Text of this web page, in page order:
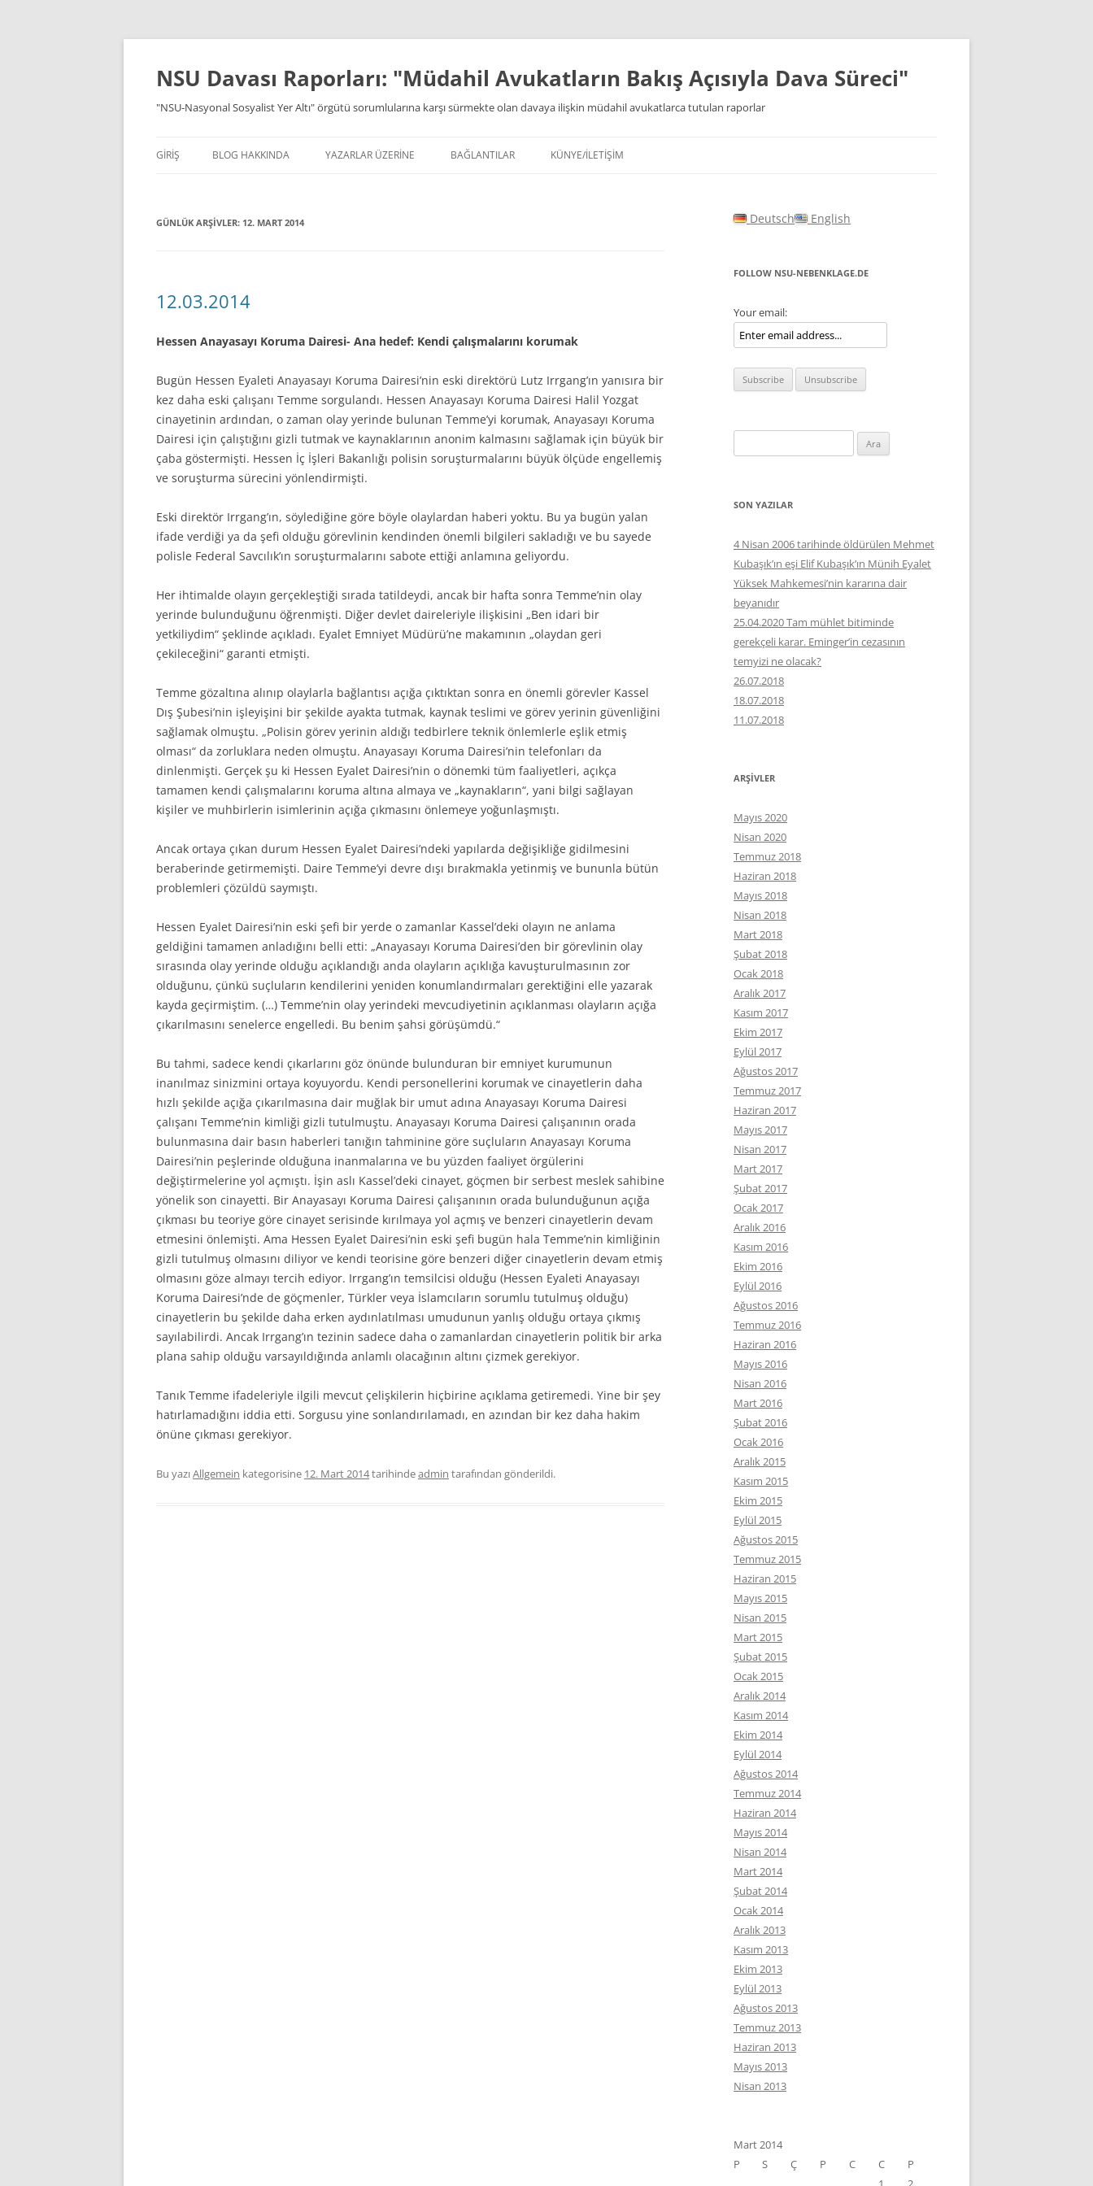
İçeriğe
NSU Davası Raporları: "Müdahil Avukatların Bakış Açısıyla Dava Süreci"
"NSU-Nasyonal Sosyalist Yer Altı" örgütü sorumlularına karşı sürmekte olan davaya ilişkin müdahil avukatlarca tutulan raporlar
GIRIŞ BLOG HAKKINDA YAZARLAR ÜZERİNE BAĞLANTILAR KÜNYE/İLETİŞİM
GÜNLÜK ARŞIVLER: 12. MART 2014
12.03.2014
Hessen Anayasayı Koruma Dairesi- Ana hedef: Kendi çalışmalarını korumak
Bugün Hessen Eyaleti Anayasayı Koruma Dairesi’nin eski direktörü Lutz Irrgang’ın yanısıra bir
kez daha eski çalışanı Temme sorgulandı. Hessen Anayasayı Koruma Dairesi Halil Yozgat
cinayetinin ardından, o zaman olay yerinde bulunan Temme’yi korumak, Anayasayı Koruma
Dairesi için çalıştığını gizli tutmak ve kaynaklarının anonim kalmasını sağlamak için büyük bir
çaba göstermişti. Hessen İç İşleri Bakanlığı polisin soruşturmalarını büyük ölçüde engellemiş
ve soruşturma sürecini yönlendirmişti.
Eski direktör Irrgang’ın, söylediğine göre böyle olaylardan haberi yoktu. Bu ya bugün yalan
ifade verdiği ya da şefi olduğu görevlinin kendinden önemli bilgileri sakladığı ve bu sayede
polisle Federal Savcılık’ın soruşturmalarını sabote ettiği anlamına geliyordu.
Her ihtimalde olayın gerçekleştiği sırada tatildeydi, ancak bir hafta sonra Temme’nin olay
yerinde bulunduğunu öğrenmişti. Diğer devlet daireleriyle ilişkisini „Ben idari bir
yetkiliydim“ şeklinde açıkladı. Eyalet Emniyet Müdürü’ne makamının „olaydan geri
çekileceğini“ garanti etmişti.
Temme gözaltına alınıp olaylarla bağlantısı açığa çıktıktan sonra en önemli görevler Kassel
Dış Şubesi’nin işleyişini bir şekilde ayakta tutmak, kaynak teslimi ve görev yerinin güvenliğini
sağlamak olmuştu. „Polisin görev yerinin aldığı tedbirlere teknik önlemlerle eşlik etmiş
olması“ da zorluklara neden olmuştu. Anayasayı Koruma Dairesi’nin telefonları da
dinlenmişti. Gerçek şu ki Hessen Eyalet Dairesi’nin o dönemki tüm faaliyetleri, açıkça
tamamen kendi çalışmalarını koruma altına almaya ve „kaynakların“, yani bilgi sağlayan
kişiler ve muhbirlerin isimlerinin açığa çıkmasını önlemeye yoğunlaşmıştı.
Ancak ortaya çıkan durum Hessen Eyalet Dairesi’ndeki yapılarda değişikliğe gidilmesini
beraberinde getirmemişti. Daire Temme’yi devre dışı bırakmakla yetinmiş ve bununla bütün
problemleri çözüldü saymıştı.
Hessen Eyalet Dairesi’nin eski şefi bir yerde o zamanlar Kassel’deki olayın ne anlama
geldiğini tamamen anladığını belli etti: „Anayasayı Koruma Dairesi’den bir görevlinin olay
sırasında olay yerinde olduğu açıklandığı anda olayların açıklığa kavuşturulmasının zor
olduğunu, çünkü suçluların kendilerini yeniden konumlandırmaları gerektiğini elle yazarak
kayda geçirmiştim. (…) Temme’nin olay yerindeki mevcudiyetinin açıklanması olayların açığa
çıkarılmasını senelerce engelledi. Bu benim şahsi görüşümdü.“
Bu tahmi, sadece kendi çıkarlarını göz önünde bulunduran bir emniyet kurumunun
inanılmaz sinizmini ortaya koyuyordu. Kendi personellerini korumak ve cinayetlerin daha
hızlı şekilde açığa çıkarılmasına dair muğlak bir umut adına Anayasayı Koruma Dairesi
çalışanı Temme’nin kimliği gizli tutulmuştu. Anayasayı Koruma Dairesi çalışanının orada
bulunmasına dair basın haberleri tanığın tahminine göre suçluların Anayasayı Koruma
Dairesi’nin peşlerinde olduğuna inanmalarına ve bu yüzden faaliyet örgülerini
değiştirmelerine yol açmıştı. İşin aslı Kassel’deki cinayet, göçmen bir serbest meslek sahibine
yönelik son cinayetti. Bir Anayasayı Koruma Dairesi çalışanının orada bulunduğunun açığa
çıkması bu teoriye göre cinayet serisinde kırılmaya yol açmış ve benzeri cinayetlerin devam
etmesini önlemişti. Ama Hessen Eyalet Dairesi’nin eski şefi bugün hala Temme’nin kimliğinin
gizli tutulmuş olmasını diliyor ve kendi teorisine göre benzeri diğer cinayetlerin devam etmiş
olmasını göze almayı tercih ediyor. Irrgang’ın temsilcisi olduğu (Hessen Eyaleti Anayasayı
Koruma Dairesi’nde de göçmenler, Türkler veya İslamcıların sorumlu tutulmuş olduğu)
cinayetlerin bu şekilde daha erken aydınlatılması umudunun yanlış olduğu ortaya çıkmış
sayılabilirdi. Ancak Irrgang’ın tezinin sadece daha o zamanlardan cinayetlerin politik bir arka
plana sahip olduğu varsayıldığında anlamlı olacağının altını çizmek gerekiyor.
Tanık Temme ifadeleriyle ilgili mevcut çelişkilerin hiçbirine açıklama getiremedi. Yine bir şey
hatırlamadığını iddia etti. Sorgusu yine sonlandırılamadı, en azından bir kez daha hakim
önüne çıkması gerekiyor.
Bu yazıAllgemein kategorisine 12. Mart 2014tarihindeadmin tarafından gönderildi.
Deutsch English
FOLLOW NSU-NEBENKLAGE.DE
Your email:
SON YAZILAR
4 Nisan 2006 tarihinde öldürülen Mehmet
Kubaşık’ın eşi Elif Kubaşık’ın Münih Eyalet
Yüksek Mahkemesi’nin kararına dair
beyanıdır
25.04.2020 Tam mühlet bitiminde
gerekçeli karar. Eminger’in cezasının
temyizi ne olacak?
26.07.2018
18.07.2018
11.07.2018
ARŞIVLER
Mayıs 2020
Nisan 2020
Temmuz 2018
Haziran 2018
Mayıs 2018
Nisan 2018
Mart 2018
Şubat 2018
Ocak 2018
Aralık 2017
Kasım 2017
Ekim 2017
Eylül 2017
Ağustos 2017
Temmuz 2017
Haziran 2017
Mayıs 2017
Nisan 2017
Mart 2017
Şubat 2017
Ocak 2017
Aralık 2016
Kasım 2016
Ekim 2016
Eylül 2016
Ağustos 2016
Temmuz 2016
Haziran 2016
Mayıs 2016
Nisan 2016
Mart 2016
Şubat 2016
Ocak 2016
Aralık 2015
Kasım 2015
Ekim 2015
Eylül 2015
Ağustos 2015
Temmuz 2015
Haziran 2015
Mayıs 2015
Nisan 2015
Mart 2015
Şubat 2015
Ocak 2015
Aralık 2014
Kasım 2014
Ekim 2014
Eylül 2014
Ağustos 2014
Temmuz 2014
Haziran 2014
Mayıs 2014
Nisan 2014
Mart 2014
Şubat 2014
Ocak 2014
Aralık 2013
Kasım 2013
Ekim 2013
Eylül 2013
Ağustos 2013
Temmuz 2013
Haziran 2013
Mayıs 2013
Nisan 2013
Mart 2014
P
S Ç P C C
P